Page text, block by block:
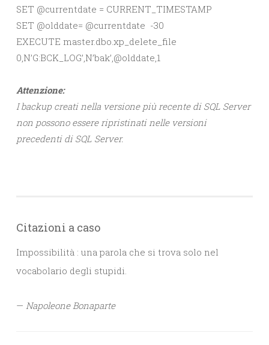
SET @currentdate = CURRENT_TIMESTAMP
SET @olddate= @currentdate -30
EXECUTE master.dbo.xp_delete_file
0,N’G:BCK_LOG’,N’bak’,@olddate,1
Attenzione:
I backup creati nella versione più recente di SQL Server
non possono essere ripristinati nelle versioni
precedenti di SQL Server.
Citazioni a caso
Impossibilità : una parola che si trova solo nel
vocabolario degli stupidi.
— Napoleone Bonaparte